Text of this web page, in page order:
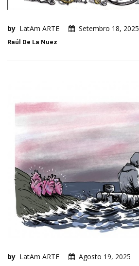
by LatAm ARTE Setembro 18, 2025
Raúl De La Nuez
by LatAm ARTE Agosto 19, 2025